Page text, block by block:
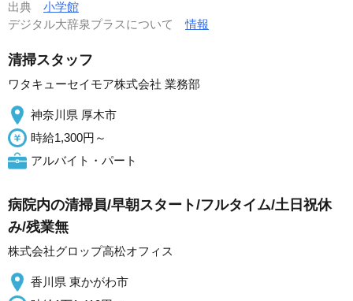
出典 小学館
デジタル大辞泉プラスについて情報
清掃スタッフ
ワタキューセイモア株式会社 業務部
神奈川県 厚木市
時給1,300円～
アルバイト・パート
病院内の清掃員/早朝スタート/フルタイム/土日祝休
み/残業無
株式会社グロップ高松オフィス
香川県 東かがわ市